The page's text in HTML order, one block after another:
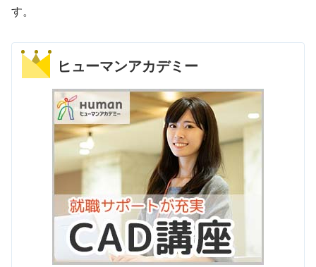
す。
ヒューマンアカデミー